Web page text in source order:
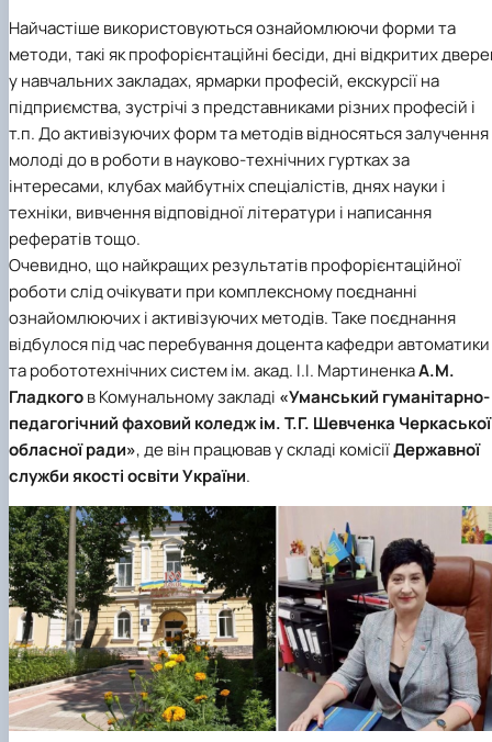
Працевлаштування
Студентські квитки
Інклюзивне середовище
Наукові школи
Стартап школа НУБіП України
Форми документів
Патентно-ліцензійна діяльність
садово-паркове господарство, ветеринарна
медицина»
Обладнання НУБіП України
Наукові видання
Досліднику та автору
Звіт про проведення НТЗ
Наукові журнали НУБіП України
Наукові журнали НУБіП України (English)
Пам'ятка про проведення науково-
заходів
Порядок планування та організації
проведення НТЗ
Монографії
Наука для бізнесу
Каталог наукових послуг
«SEB-2024»
«SEB-2025»
Рада роботодавців
Благодійний фонд «Голосіївська ініціатива
2020»
Видатні випускники та працівники
Звіт ректора
Пам'яті захисників України
Почесні доктори і професори НУБіП України
Пресслужба
Університетський кур'єр
Вибори ректора
Програма розвитку університету
ініціатива – 2025»
Державні закупівлі
Офіційна символіка
Антикорупційні заходи
Уповноважена особа з питань запобігання
виявлення корупції
Положення про антикорупційного
уповноваженого НУБіП України
Національні нормативно-правові акти
Нормативно-правові акти НУБіП України
Методичні роз’яснення НАЗК
Антикорупційні заходи
Гендерна радниця
Контактна інформація
Найчастіше використовуються ознайомлюючи форми та
методи, такі як профорієнтаційні бесіди, дні відкритих
у навчальних закладах, ярмарки професій, екскурсії на
підприємства, зустрічі з представниками різних професій і
т.п. До активізуючих форм та методів відносяться залучення
молоді до в роботи в науково-технічних гуртках за
інтересами, клубах майбутніх спеціалістів, днях науки і
техніки, вивчення відповідної літератури і написання
рефератів тощо.
Очевидно, що найкращих результатів профорієнтаційної
роботи слід очікувати при комплексному поєднанні
ознайомлюючих і активізуючих методів. Таке поєднання
відбулося під час перебування доцентакафедри автоматики
та робототехнічних систем ім. акад. І.І. МартиненкаА.М.
ГладкоговКомунальному закладі «Уманський гуманітарно-
педагогічний фаховий коледж ім. Т.Г. Шевченка Черкаської
обласної ради», де він працював у складі комісіїДержавної
служби якості освіти України.